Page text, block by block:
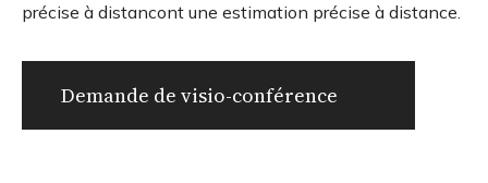
précise à distancont une estimation précise à distance.
Demande de visio-conférence